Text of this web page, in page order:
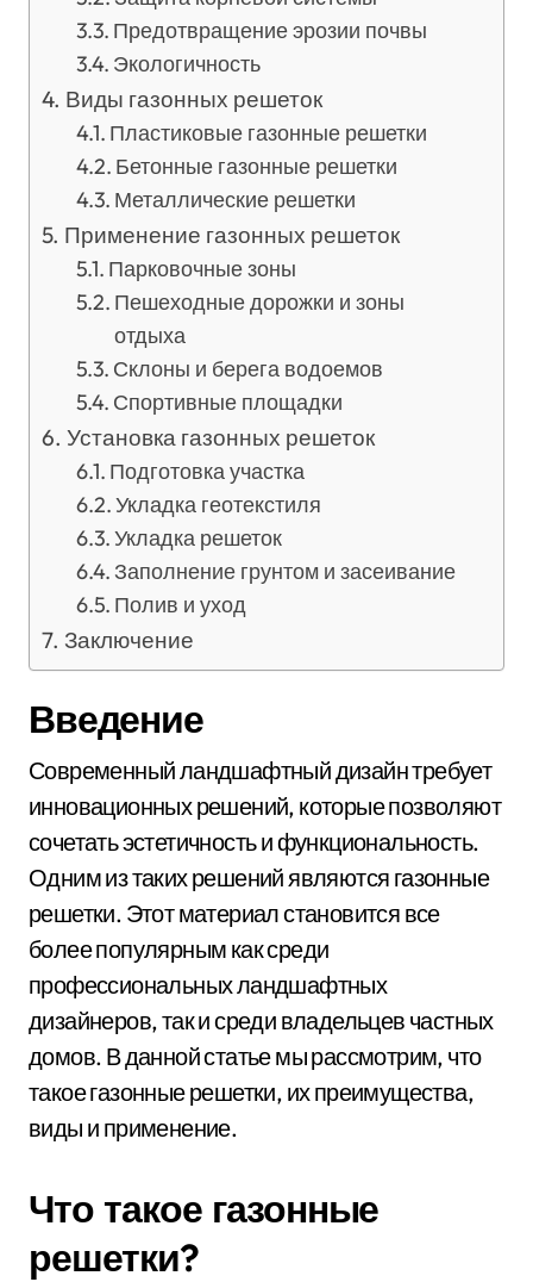
Предотвращение эрозии почвы
Экологичность
Виды газонных решеток
Пластиковые газонные решетки
Бетонные газонные решетки
Металлические решетки
Применение газонных решеток
Парковочные зоны
Пешеходные дорожки и зоны
отдыха
Склоны и берега водоемов
Спортивные площадки
Установка газонных решеток
Подготовка участка
Укладка геотекстиля
Укладка решеток
Заполнение грунтом и засеивание
Полив и уход
Заключение
Введение
Современный ландшафтный дизайн требует
инновационных решений, которые позволяют
сочетать эстетичность и функциональность.
Одним из таких решений являются газонные
решетки. Этот материал становится все
более популярным как среди
профессиональных ландшафтных
дизайнеров, так и среди владельцев частных
домов. В данной статье мы рассмотрим, что
такое газонные решетки, их преимущества,
виды и применение.
Что такое газонные
решетки?